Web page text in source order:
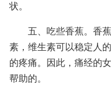
状。
五、吃些香蕉。香
素，维生素可以稳定人
的疼痛。因此，痛经的
帮助的。